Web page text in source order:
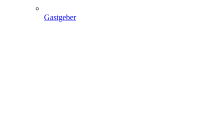
Gastgeber